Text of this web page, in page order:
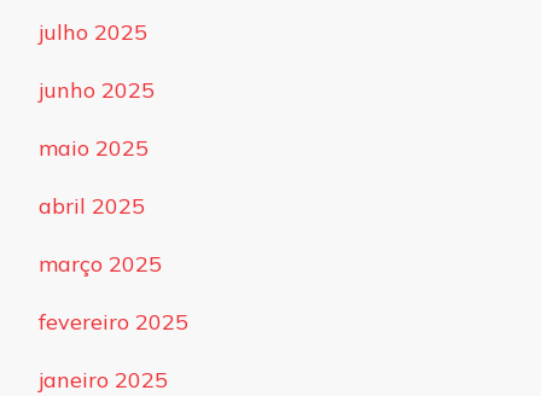
julho 2025
junho 2025
maio 2025
abril 2025
março 2025
fevereiro 2025
janeiro 2025